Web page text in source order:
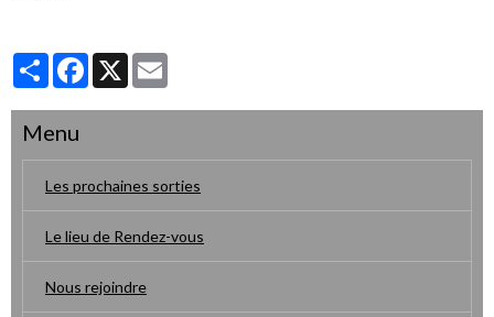
PartagerFacebook
X
Menu
Les prochaines sorties
Le lieu de Rendez-vous
Nous rejoindre